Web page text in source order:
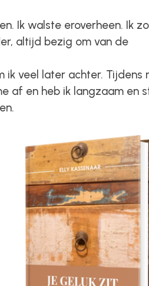
Ik walste eroverheen. Ik
altijd bezig om van de
veel later achter. Tijdens
af en heb ik langzaam en